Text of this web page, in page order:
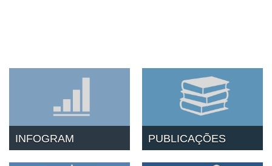
INFOGRAM PUBLICAÇÕES